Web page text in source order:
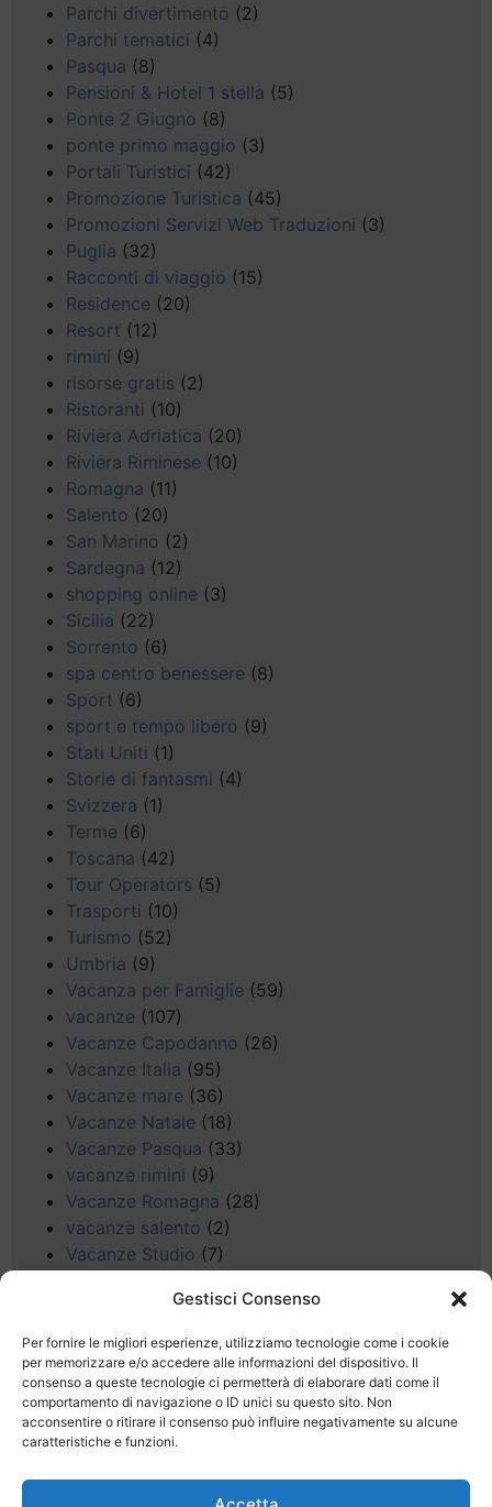
Gestisci Consenso
Per fornire le migliori esperienze, utilizziamo tecnologie come i cookie
per memorizzare e/o accedere alle informazioni del dispositivo. Il
consenso a queste tecnologie ci permetterà di elaborare dati come il
comportamento di navigazione o ID unici su questo sito. Non
acconsentire o ritirare il consenso può influire negativamente su alcune
caratteristiche e funzioni.
Parchi divertimento (2)
Parchi tematici (4)
Pasqua (8)
Pensioni & Hotel 1 stella (5)
Ponte 2 Giugno (8)
ponte primo maggio (3)
Portali Turistici (42)
Promozione Turistica (45)
Promozioni Servizi Web Traduzioni (3)
Puglia (32)
Racconti di viaggio (15)
Residence (20)
Resort (12)
rimini (9)
risorse gratis (2)
Ristoranti (10)
Riviera Adriatica (20)
Riviera Riminese (10)
Romagna (11)
Salento (20)
San Marino (2)
Sardegna (12)
shopping online (3)
Sicilia (22)
Sorrento (6)
spa centro benessere (8)
Sport (6)
sport e tempo libero (9)
Stati Uniti (1)
Storie di fantasmi (4)
Svizzera (1)
Terme (6)
Toscana (42)
Tour Operators (5)
Trasporti (10)
Turismo (52)
Umbria (9)
Vacanza per Famiglie (59)
vacanze (107)
Vacanze Capodanno (26)
Vacanze Italia (95)
Vacanze mare (36)
Vacanze Natale (18)
Vacanze Pasqua (33)
vacanze rimini (9)
Vacanze Romagna (28)
vacanze salento (2)
Vacanze Studio (7)
(5)
Veneto (25)
Voli low cost(4)
Web(9)
week end(45)
Wellness(11)